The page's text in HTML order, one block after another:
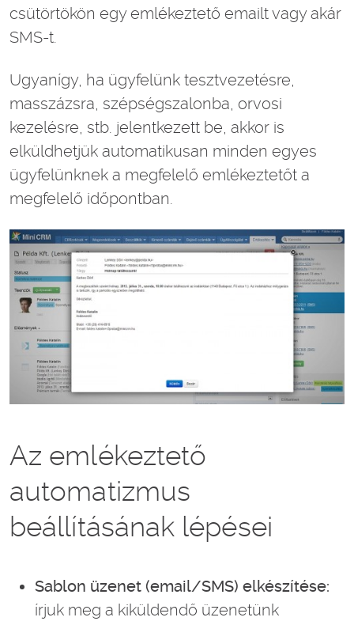
csütörtökön egy emlékeztető emailt vagy akár
SMS-t.
Ugyanígy, ha ügyfelünk tesztvezetésre,
masszázsra, szépségszalonba, orvosi
kezelésre, stb. jelentkezett be, akkor is
elküldhetjük automatikusan minden egyes
ügyfelünknek a megfelelő emlékeztetőt a
megfelelő időpontban.
Az emlékeztető
automatizmus
beállításának lépései
Sablon üzenet (email/SMS) elkészítése:
írjuk meg a kiküldendő üzenetünk